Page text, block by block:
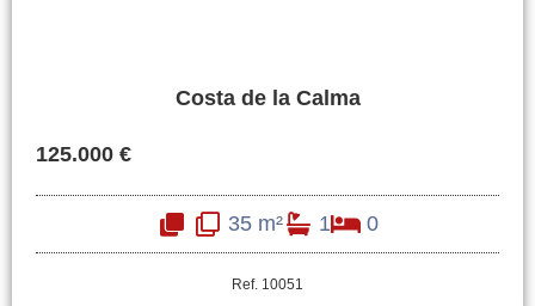
Costa de la Calma
125.000 €
35 m² 1 0
Ref. 10051